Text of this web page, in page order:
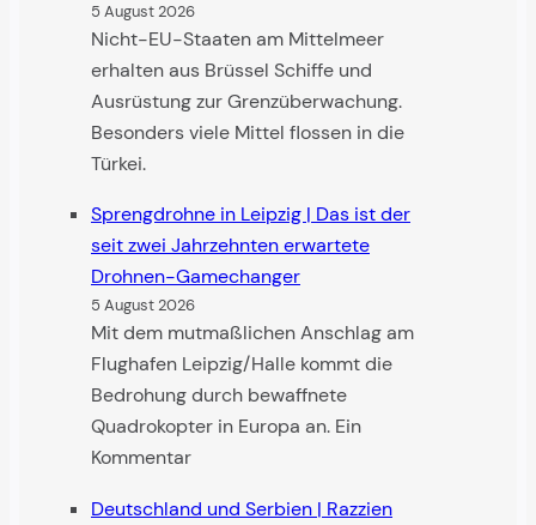
5 August 2026
Nicht-EU-Staaten am Mittelmeer
erhalten aus Brüssel Schiffe und
Ausrüstung zur Grenzüberwachung.
Besonders viele Mittel flossen in die
Türkei.
Sprengdrohne in Leipzig | Das ist der
seit zwei Jahr­zehnten erwartete
Drohnen-Game­changer
5 August 2026
Mit dem mutmaßlichen Anschlag am
Flughafen Leipzig/Halle kommt die
Bedrohung durch bewaffnete
Quadrokopter in Europa an. Ein
Kommentar
Deutschland und Serbien | Razzien